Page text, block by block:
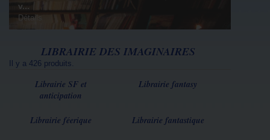
v...
Détails
LIBRAIRIE DES IMAGINAIRES
Il y a 426 produits.
Librairie SF et
anticipation
Librairie fantasy
Librairie féerique Librairie fantastique